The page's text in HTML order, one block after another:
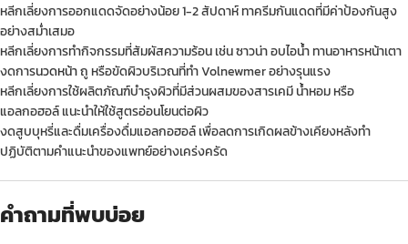
หลีกเลี่ยงการออกแดดจัดอย่างน้อย 1-2 สัปดาห์ ทาครีมกันแดดที่มีค่าป้องกันสูง
อย่างสม่ำเสมอ
หลีกเลี่ยงการทำกิจกรรมที่สัมผัสความร้อน เช่น ซาวน่า อบไอน้ำ ทานอาหารหน้าเตา
งดการนวดหน้าถู หรือขัดผิวบริเวณที่ทำ Volnewmer อย่างรุนแรง
หลีกเลี่ยงการใช้ผลิตภัณฑ์บำรุงผิวที่มีส่วนผสมของสารเคมี น้ำหอม หรือ
แอลกอฮอล์ แนะนำให้ใช้สูตรอ่อนโยนต่อผิว
งดสูบบุหรี่และดื่มเครื่องดื่มแอลกอฮอล์ เพื่อลดการเกิดผลข้างเคียงหลังทำ
ปฏิบัติตามคำแนะนำของแพทย์อย่างเคร่งครัด
คำถามที่พบบ่อย